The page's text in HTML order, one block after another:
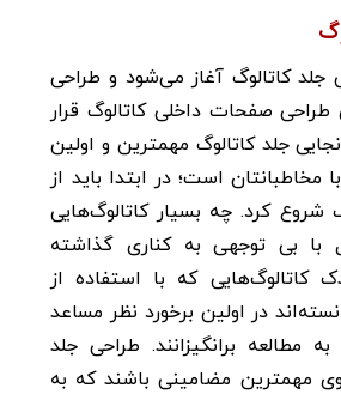
جلد کاتالوگ آغاز می‌شود و طراحی
طراحی صفحات داخلی کاتالوگ قرار
جلد کاتالوگ مهمترین و اولین
مخاطبانتان است؛ در ابتدا باید از
شروع کرد. چه بسیار کاتالوگ‌هایی
با بی توجهی به کناری گذاشته
کاتالوگ‌هایی که با استفاده از
در اولین برخورد نظر مساعد
مطالعه برانگیزانند. طراحی جلد
مهمترین مضامینی باشند که به